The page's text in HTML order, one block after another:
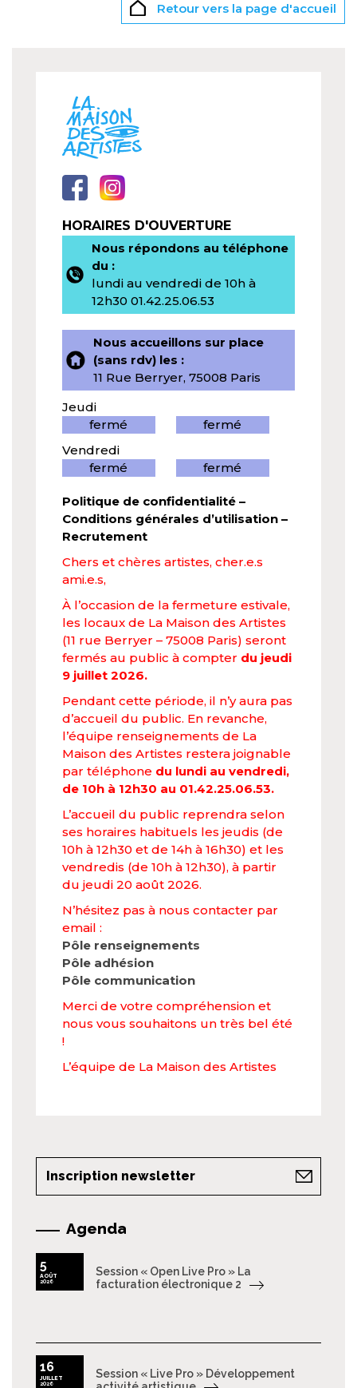
Retour vers la page d'accueil
HORAIRES D'OUVERTURE
Nous répondons au téléphone
du :
lundi au vendredi de 10h à
12h30 01.42.25.06.53
Nous accueillons sur place
(sans rdv) les :
11 Rue Berryer, 75008 Paris
Jeudi
fermé
fermé
Vendredi
fermé
fermé
Politique de confidentialité –
Conditions générales d’utilisation –
Recrutement
Chers et chères artistes, cher.e.s
ami.e.s,
À l’occasion de la fermeture estivale,
les locaux de La Maison des Artistes
(11 rue Berryer – 75008 Paris) seront
fermés au public à compter du jeudi
9 juillet 2026.
Pendant cette période, il n’y aura pas
d’accueil du public. En revanche,
l’équipe renseignements de La
Maison des Artistes restera joignable
par téléphone du lundi au vendredi,
de 10h à 12h30 au 01.42.25.06.53.
L’accueil du public reprendra selon
ses horaires habituels les jeudis (de
10h à 12h30 et de 14h à 16h30) et les
vendredis (de 10h à 12h30), à partir
du jeudi 20 août 2026.
N’hésitez pas à nous contacter par
email :
Pôle renseignements
Pôle adhésion
Pôle communication
Merci de votre compréhension et
nous vous souhaitons un très bel été
!
L’équipe de La Maison des Artistes
Inscription newsletter
Agenda
5
AOÛT
2026
Session « Open Live Pro » La
facturation électronique 2
16
JUILLET
2026
Session « Live Pro » Développement